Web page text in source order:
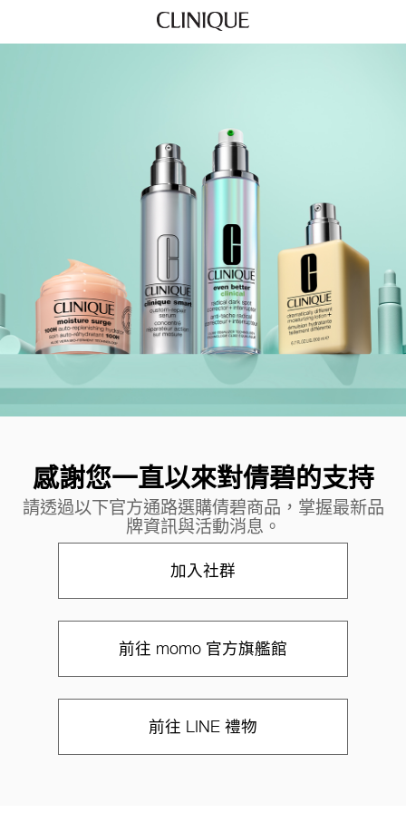
感謝您一直以來對倩碧的支持
請透過以下官方通路選購倩碧商品，掌握最新品
牌資訊與活動消息。
加入社群
前往 momo 官方旗艦館
前往 LINE 禮物